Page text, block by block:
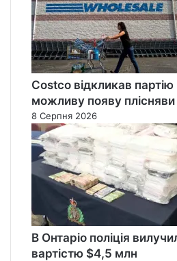
Costco відкликав
можливу появу плісняви
8 Серпня 2026
В Онтаріо поліція
вартістю $4,5 млн